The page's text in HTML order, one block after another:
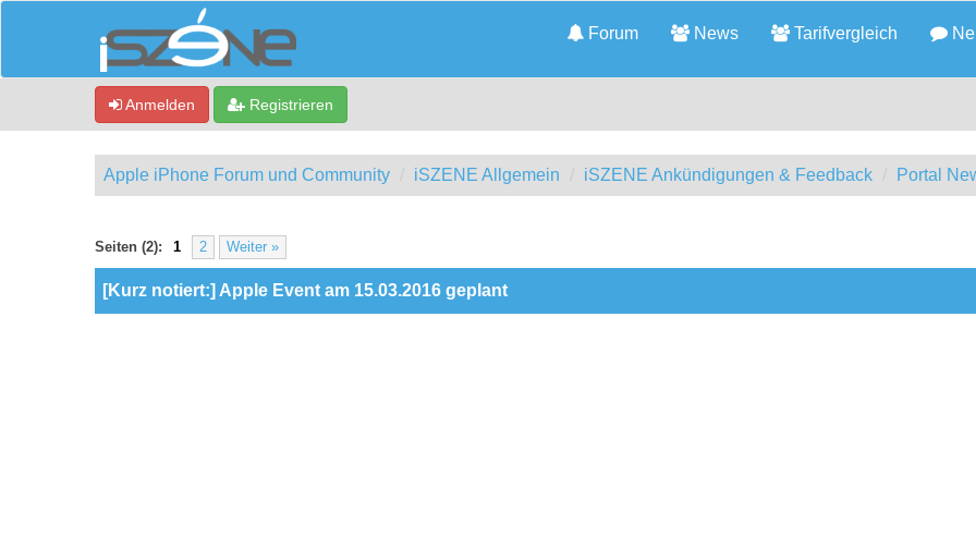
Forum News Tarifvergleich
Anmelden Registrieren
Apple iPhone Forum und Community iSZENE Allgemein iSZENE Ankündigungen & Feedback Portal
Seiten (2): 1 2 Weiter »
0 Bewertung(en) - 0 im Durchschnitt
[Kurz notiert:] Apple Event am 15.03.2016 geplant